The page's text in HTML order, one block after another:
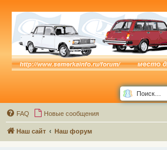
FAQ Новые сообщения
Наш сайт Наш форум